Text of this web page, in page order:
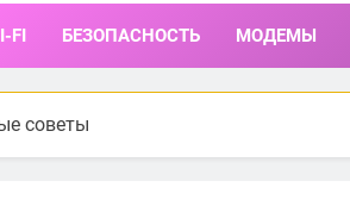
FI БЕЗОПАСНОСТЬ МОДЕМЫ
советы